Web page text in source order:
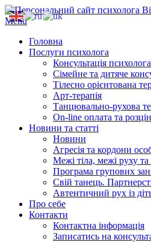
Menu
Головна
Послуги психолога
Консультація психолога
Сімейне та дитяче
Тілесно орієнтована
Арт-терапія
Танцювально-рухова
On-line оплата та
Новини та статті
Новини
Агресія та кордони
Межі тіла, межі руху
Програма групових
Свій танець.
Автентичний рух із
Про себе
Контакти
Контактна інформація
Записатись на